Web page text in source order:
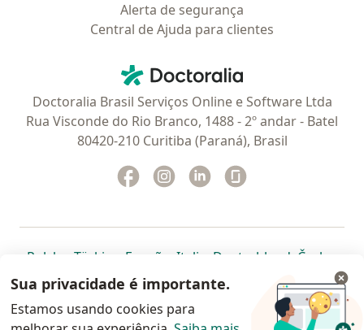
Alerta de segurança
Central de Ajuda para clientes
Doctoralia - Homepage
Doctoralia Brasil Serviços Online e Software Ltda
Rua Visconde do Rio Branco, 1488 - 2º andar - Batel
80420-210 Curitiba (Paraná), Brasil
Facebook
abre num novo separador
Instagram
abre num novo separador
Linkedin
abre num novo
Polska abre num novo separador
Türkiye abre num novo separador
España abre num novo separador
Italia abre num novo
Deutschlandabre num
Česko
Portugal abre num novo separador
, México abre num novo separador
, abre num novo separador
Brasil abre num novoabre num
abre
Colombia abre num novo
Sua privacidade é importante.
Estamos usando cookies para